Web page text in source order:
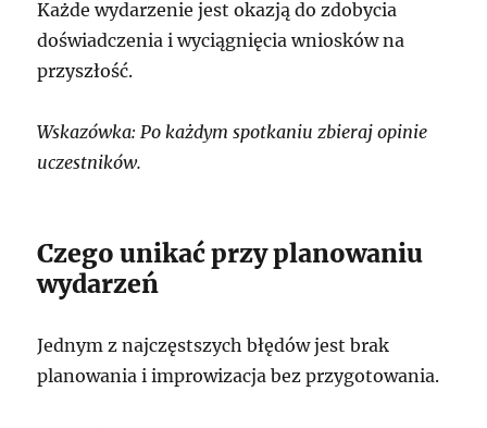
Każde wydarzenie jest okazją do zdobycia
doświadczenia i wyciągnięcia wniosków na
przyszłość.
Wskazówka: Po każdym spotkaniu zbieraj opinie
uczestników.
Czego unikać przy planowaniu
wydarzeń
Jednym z najczęstszych błędów jest brak
planowania i improwizacja bez przygotowania.